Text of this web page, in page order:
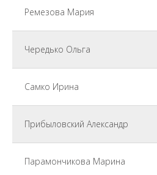
Ремезова Мария
Чередько Ольга
Самко Ирина
Прибыловский Александр
Парамончикова Марина